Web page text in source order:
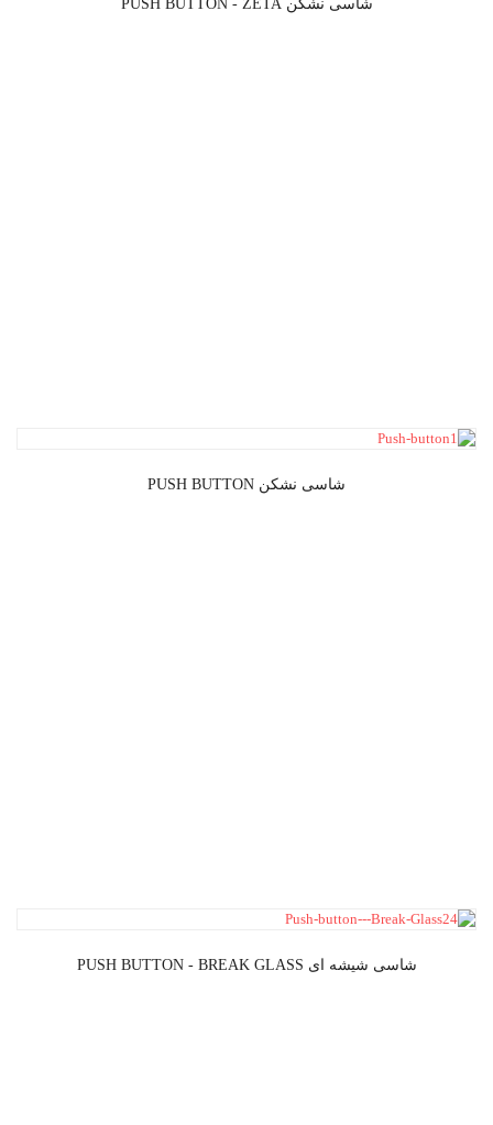
شاسی نشکن PUSH BUTTON - ZETA
شاسی نشکن PUSH BUTTON
شاسی شیشه ای PUSH BUTTON - BREAK GLASS